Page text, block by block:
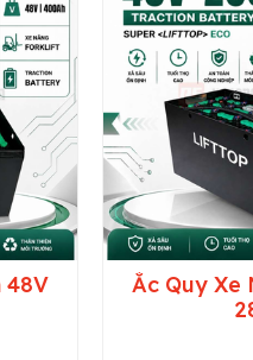
48V
Ắc Quy Xe